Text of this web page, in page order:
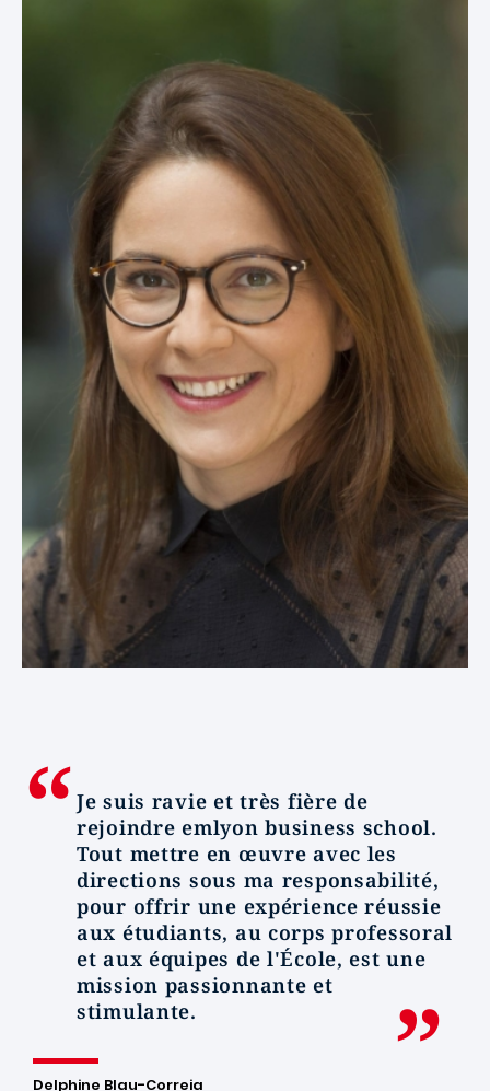
Je suis ravie et très fière de
rejoindre emlyon business school.
Tout mettre en œuvre avec les
directions sous ma responsabilité,
pour offrir une expérience réussie
aux étudiants, au corps professoral
et aux équipes de l'École, est une
mission passionnante et
stimulante.
Delphine Blau-Correia